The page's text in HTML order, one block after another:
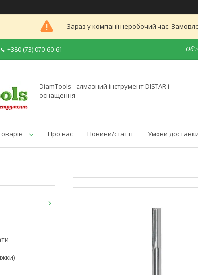
Зараз у компанії неробочий час.
+380 (73) 070-60-61
DiamTools - алмазний інструмент DISTAR і
оснащення
Про нас Новини/статті Умови